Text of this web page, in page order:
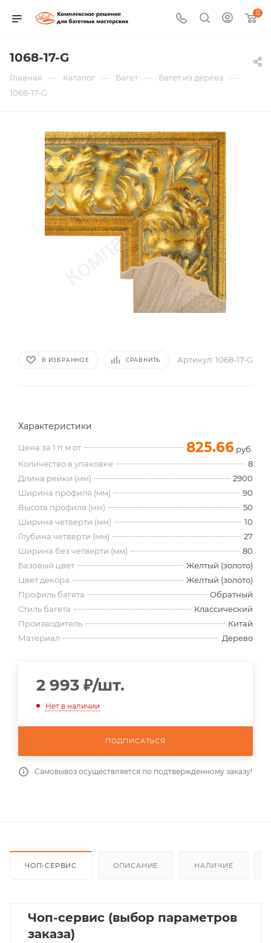
0
1068-17-G
Главная — Каталог — Багет — Багет из дерева —
1068-17-G
В ИЗБРАННОЕ СРАВНИТЬ Артикул: 1068-17-G
Характеристики
Цена за 1 п.м от 825.66 руб.
Количество в упаковке
8
Длина рейки (мм)
2900
Ширина профиля (мм)
90
Высота профиля (мм)
50
Ширина четверти (мм)
10
Глубина четверти (мм)
27
Ширина без четверти (мм)
80
Базовый цвет
Желтый (золото)
Цвет декора
Желтый (золото)
Профиль багета
Обратный
Стиль багета
Классический
Производитель
Китай
Материал
Дерево
2 993 ₽/шт.
Нет в наличии
ПОДПИСАТЬСЯ
Самовывоз осуществляется по подтвержденному заказу!
ЧОП-СЕРВИС ОПИСАНИЕ НАЛИЧИЕ
Чоп-сервис (выбор параметров
заказа)